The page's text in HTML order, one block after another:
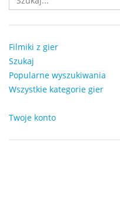
Filmiki z gier
Szukaj
Popularne wyszukiwania
Wszystkie kategorie gier
Twoje konto